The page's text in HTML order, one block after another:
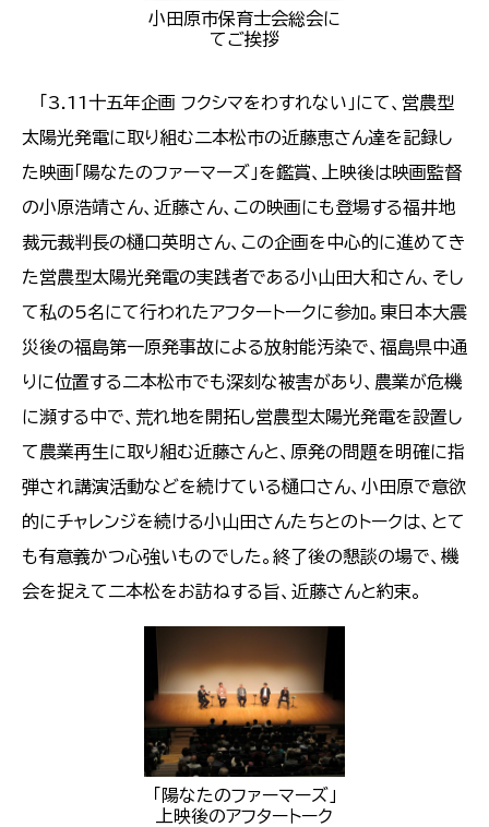
小田原市保育士会総会に
てご挨拶
「3.11十五年企画 フクシマをわすれない」にて、営農型
太陽光発電に取り組む二本松市の近藤恵さん達を記録し
た映画「陽なたのファーマーズ」を鑑賞、上映後は映画監督
の小原浩靖さん、近藤さん、この映画にも登場する福井地
裁元裁判長の樋口英明さん、この企画を中心的に進めてき
た営農型太陽光発電の実践者である小山田大和さん、そし
て私の5名にて行われたアフタートークに参加。東日本大震
災後の福島第一原発事故による放射能汚染で、福島県中通
りに位置する二本松市でも深刻な被害があり、農業が危機
に瀕する中で、荒れ地を開拓し営農型太陽光発電を設置し
て農業再生に取り組む近藤さんと、原発の問題を明確に指
弾され講演活動などを続けている樋口さん、小田原で意欲
的にチャレンジを続ける小山田さんたちとのトークは、とて
も有意義かつ心強いものでした。終了後の懇談の場で、機
会を捉えて二本松をお訪ねする旨、近藤さんと約束。
「陽なたのファーマーズ」
上映後のアフタートーク